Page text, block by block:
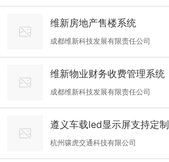
维新房地产售楼系统
成都维新科技发展有限责任公司
维新物业财务收费管理系统
成都维新科技发展有限责任公司
遵义车载led显示屏支持定制
杭州骧虎交通科技有限公司